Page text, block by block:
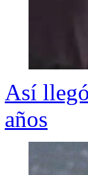
Así
años